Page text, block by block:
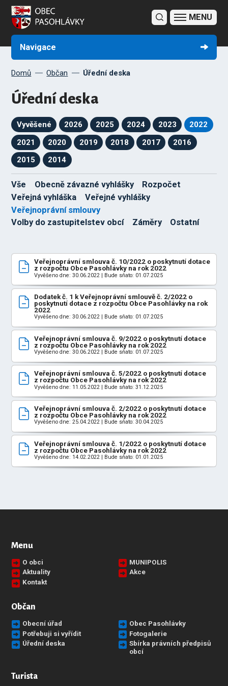
Navigace
Domů Občan Úřední deska
Úřední deska
Vyvěšené 2026 2025 2024 2023
2022
2021
2020 2019 2018 2017
2016
2015
2014
Vše Obecně závazné vyhlášky
Rozpočet
Veřejná vyhláška
Veřejné vyhlášky
Veřejnoprávní smlouvy
Volby do zastupitelstev obcí
Záměry Ostatní
Veřejnoprávní smlouva č. 10/2022 o poskytnutí dotace
z rozpočtu Obce Pasohlávky na rok 2022
Vyvěšeno dne: 30.06.2022 | Bude sňato: 01.07.2025
Dodatek č. 1 k Veřejnoprávní smlouvě č. 2/2022 o
poskytnutí dotace z rozpočtu Obce Pasohlávky na rok
2022
Vyvěšeno dne: 30.06.2022 | Bude sňato: 01.07.2025
Veřejnoprávní smlouva č. 9/2022 o poskytnutí dotace
z rozpočtu Obce Pasohlávky na rok 2022
Vyvěšeno dne: 30.06.2022 | Bude sňato: 01.07.2025
Veřejnoprávní smlouva č. 5/2022 o poskytnutí dotace
z rozpočtu Obce Pasohlávky na rok 2022
Vyvěšeno dne: 11.05.2022 | Bude sňato: 31.12.2025
Veřejnoprávní smlouva č. 2/2022 o poskytnutí dotace
z rozpočtu Obce Pasohlávky na rok 2022
Vyvěšeno dne: 25.04.2022 | Bude sňato: 30.04.2025
Veřejnoprávní smlouva č. 1/2022 o poskytnutí dotace
z rozpočtu Obce Pasohlávky na rok 2022
Vyvěšeno dne: 14.02.2022 | Bude sňato: 01.01.2025
Menu
O obci
MUNIPOLIS
Aktuality
Akce
Kontakt
Občan
Obecní úřad
Obec Pasohlávky
Potřebuji si vyřídit
Fotogalerie
Úřední deska
Sbírka právních předpisů
obcí
Turista